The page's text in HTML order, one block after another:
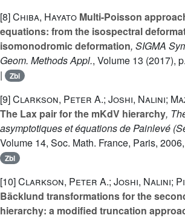
[8]Chiba, Hayato Multi-Poisson
equations: from the isospectral
isomonodromic deformation, SIGMA
Geom. Methods Appl., Volume 13 (2017),
| Zbl
[9]Clarkson, Peter A.; Joshi, Nalini;
The Lax pair for the mKdV hierarchy,
asymptotiques et équations de Painlevé
Volume 14, Soc. Math. France, Paris,
Zbl
[10]Clarkson, Peter A.; Joshi, Nalini;
Bäcklund transformations for the
hierarchy: a modified truncation